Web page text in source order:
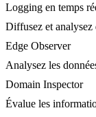
Logging en temps
Diffusez et analysez
Edge Observer
Analysez les
Domain Inspector
Évalue les